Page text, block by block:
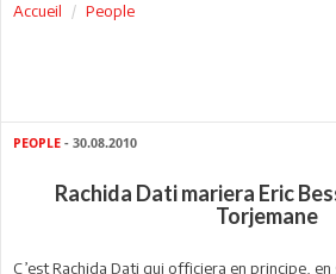
Accueil People
PEOPLE - 30.08.2010
Rachida Dati mariera Eric
Torjemane
C’est Rachida Dati qui officiera en principe,